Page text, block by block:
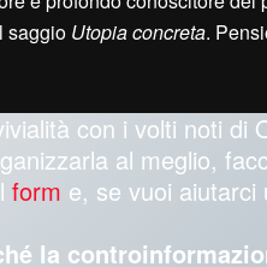
saggio Utopia concreta.
con i volti noti di
al meglio,
form e, se vuoi aiutarci
la